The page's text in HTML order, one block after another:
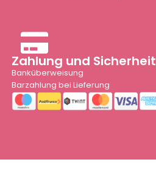
Zahlung und Sicherheit
Banküberweisung
Barzahlung bei Lieferung